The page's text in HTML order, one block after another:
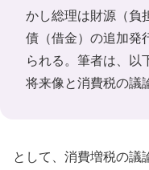
かし総理は財源（負
債（借金）の追加発
られる。筆者は、以
将来像と消費税の議
として、消費増税の議